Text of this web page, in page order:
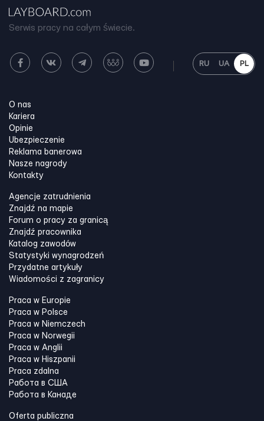
Serwis pracy na całym świecie.
RU UA PL
O nas
Kariera
Opinie
Ubezpieczenie
Reklama banerowa
Nasze nagrody
Kontakty
Agencje zatrudnienia
Znajdź na mapie
Forum o pracy za granicą
Znajdź pracownika
Katalog zawodów
Statystyki wynagrodzeń
Przydatne artykuły
Wiadomości z zagranicy
Praca w Europie
Praca w Polsce
Praca w Niemczech
Praca w Norwegii
Praca w Anglii
Praca w Hiszpanii
Praca zdalna
Работа в США
Работа в Канадe
Oferta publiczna